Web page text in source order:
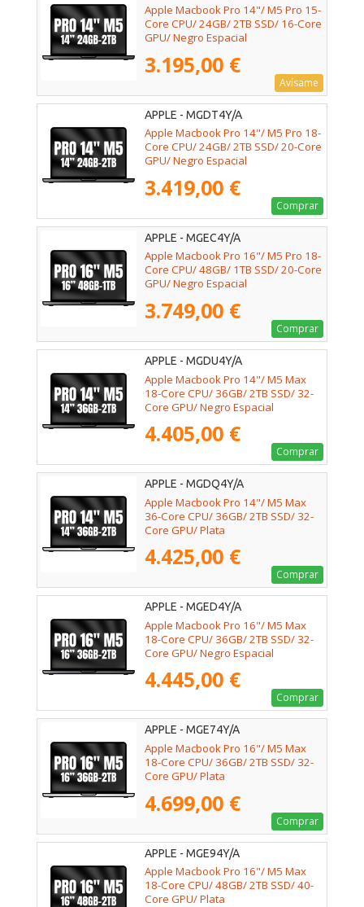
Apple Macbook Pro 14"/ M5 Pro 15-
Core CPU/ 24GB/ 2TB SSD/ 16-Core
GPU/ Negro Espacial
3.195,00 €
Avísame
APPLE - MGDT4Y/A
Apple Macbook Pro 14"/ M5 Pro 18-
Core CPU/ 24GB/ 2TB SSD/ 20-Core
GPU/ Negro Espacial
3.419,00 €
Comprar
APPLE - MGEC4Y/A
Apple Macbook Pro 16"/ M5 Pro 18-
Core CPU/ 48GB/ 1TB SSD/ 20-Core
GPU/ Negro Espacial
3.749,00 €
Comprar
APPLE - MGDU4Y/A
Apple Macbook Pro 14"/ M5 Max
18-Core CPU/ 36GB/ 2TB SSD/ 32-
Core GPU/ Negro Espacial
4.405,00 €
Comprar
APPLE - MGDQ4Y/A
Apple Macbook Pro 14"/ M5 Max
36-Core CPU/ 36GB/ 2TB SSD/ 32-
Core GPU/ Plata
4.425,00 €
Comprar
APPLE - MGED4Y/A
Apple Macbook Pro 16"/ M5 Max
18-Core CPU/ 36GB/ 2TB SSD/ 32-
Core GPU/ Negro Espacial
4.445,00 €
Comprar
APPLE - MGE74Y/A
Apple Macbook Pro 16"/ M5 Max
18-Core CPU/ 36GB/ 2TB SSD/ 32-
Core GPU/ Plata
4.699,00 €
Comprar
APPLE - MGE94Y/A
Apple Macbook Pro 16"/ M5 Max
18-Core CPU/ 48GB/ 2TB SSD/ 40-
Core GPU/ Plata